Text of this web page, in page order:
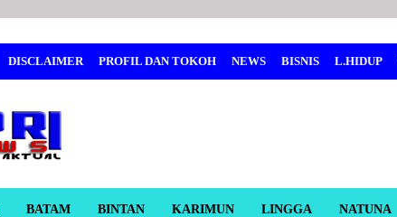
DISCLAIMER PROFIL DAN TOKOH NEWS BISNIS L.HIDUP
BATAM BINTAN KARIMUN LINGGA NATUNA